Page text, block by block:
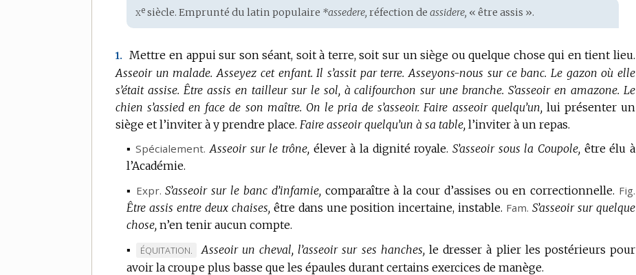
Étymologie
:
xe siècle. Emprunté dulatin populaire *assedere, réfection deassidere, « être assis ».
1.
Mettre en appui sur son séant, soit à terre, soit sur un siège ou quelque chose qui en tient lieu.
Asseoir un malade. Asseyez cet enfant. Il s’assit par terre. Asseyons-nous sur ce banc. Le gazon où elle
s’était assise. Être assis en tailleur sur le sol, à califourchon sur une branche. S’asseoir en amazone. Le
chien s’assied en face de son maître. On le pria de s’asseoir. Faire asseoir quelqu’un, lui présenter un
siège et l’inviter à y prendre place. Faire asseoir quelqu’un à sa table, l’inviter à un repas.
▪Spécialement. Asseoir sur le trône, élever à la dignité royale. S’asseoir sous la Coupole, être élu à
l’Académie.
▪ Expr. S’asseoir sur le banc d’infamie, comparaître à la cour d’assises ou en correctionnelle. Fig.
Être assis entre deux chaises, être dans une position incertaine, instable. Fam. S’asseoir sur quelque
chose, n’en tenir aucun compte.
▪
MARQUE
DE
ÉQUITATION. Asseoir un cheval, l’asseoir sur ses hanches, le dresser à plier les postérieurs pour
avoir la croupe plus basse que les épaules durant certains exercices de manège.